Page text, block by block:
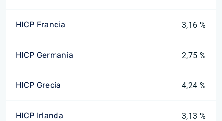
HICP Francia 3,16 %
HICP Germania 2,75 %
HICP Grecia 4,24 %
HICP Irlanda 3,13 %